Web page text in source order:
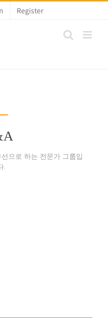
Register
으로 하는 전문가 그룹입
.